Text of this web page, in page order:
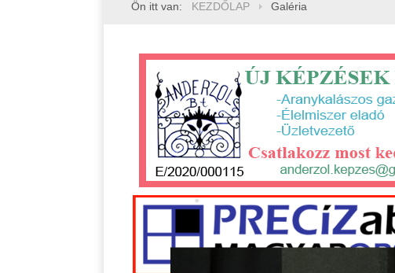
Ön itt van: KEZDŐLAP Galéria